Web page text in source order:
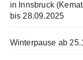
in Innsbruck
bis 28.09.2025
Winterpause ab